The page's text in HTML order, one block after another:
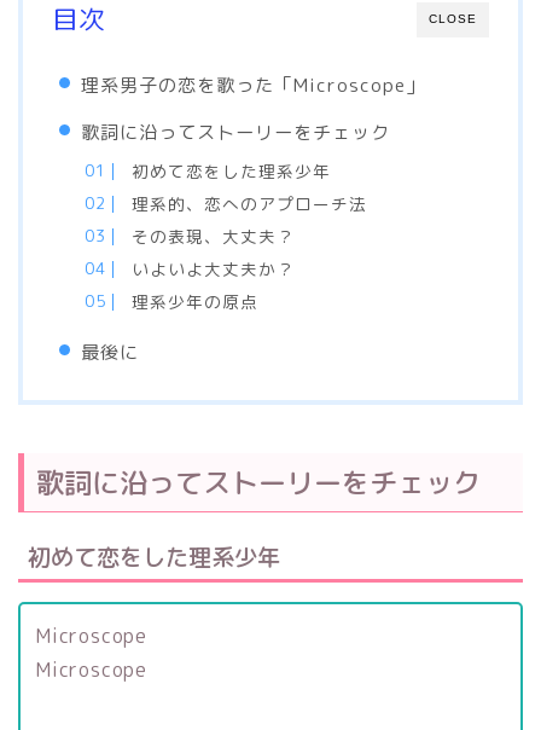
CLOSE
目次
理系男子の恋を歌った「Microscope」
歌詞に沿ってストーリーをチェック
初めて恋をした理系少年
理系的、恋へのアプローチ法
その表現、大丈夫？
いよいよ大丈夫か？
理系少年の原点
最後に
歌詞に沿ってストーリーをチェック
初めて恋をした理系少年
Microscope
Microscope